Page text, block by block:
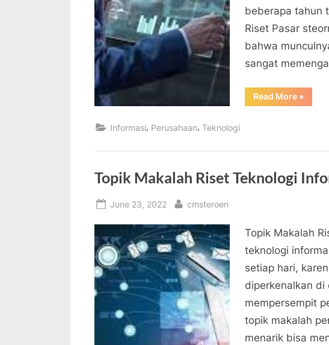
beberapa tahun
Riset Pasar
bahwa
sangat
Read More“Dampak
»
Informasi, Perusahaan, Teknologi
Topik Makalah Riset Teknologi
Posted
June 23, 2022 By
cmsteroen
Topik Makalah
teknologi
setiap hari,
diperkenalkan di
mempersempit
topik makalah
menarik bisa